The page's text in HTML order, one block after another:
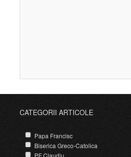
CATEGORII ARTICOLE
Papa Francisc
Biserica Greco-Catolica
PF Claudiu